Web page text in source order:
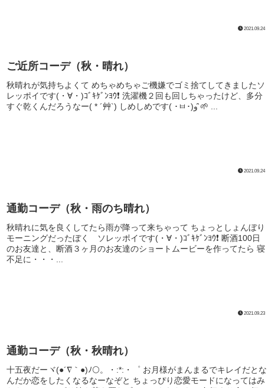
2021.09.24
ご近所コーデ（秋・晴れ）
秋晴れが気持ちよくて めちゃめちゃご機嫌でゴミ捨てしてきましたソ
レッポイです(・∀・)ｺﾞｷｹﾞﾝﾖｳ❗️ 洗濯機２回も回しちゃったけど、多分
すぐ乾くんだろうなー( * ´艸`) しめしめです( ･ㅂ･)و ̑̑🌱 ...
2021.09.24
通勤コーデ（秋・雨のち晴れ）
秋晴れに気を良くしてたら雨が降って来ちゃって ちょっとしょんぼり
モーニングだったぼく ソレッポイです(・∀・)ｺﾞｷｹﾞﾝﾖｳ❗️ 断酒100日
のお友達と、断酒３ヶ月のお友達のショートムービーを作ってたら 寝
不足に・・・...
2021.09.23
通勤コーデ（秋・秋晴れ）
十五夜だーヾ(●´∇｀●)ﾉ🌕。・:*:・゜ お月様がまんまるでキレイだとな
んだか恋をしたくなるなーなぞと ちょっぴり恋愛モードになってはみ